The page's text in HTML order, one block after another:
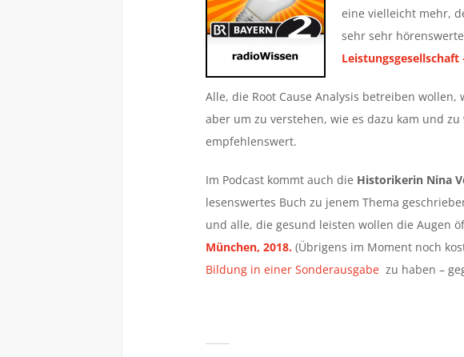
eine vielleicht mehr,
sehr sehr
Alle, die Root Cause Analysis betreiben
aber um zu verstehen, wie es dazu kam und
empfehlenswert.
Im Podcast kommt auch die Historikerin Nina
lesenswertes Buch zu jenem Thema
und alle, die gesund leisten wollen die Augen
München, 2018.(Übrigens im Moment noch
Bildung in einer Sonderausgabezu haben –